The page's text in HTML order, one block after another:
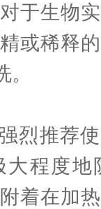
于生物
或稀释
推荐使
大程度
着在加